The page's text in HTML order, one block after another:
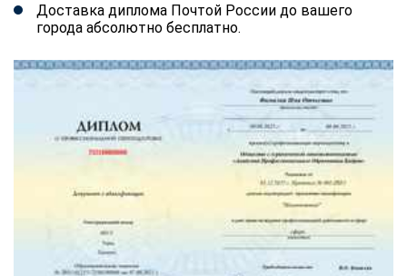
Доставка диплома Почтой России до вашего
города абсолютно бесплатно.